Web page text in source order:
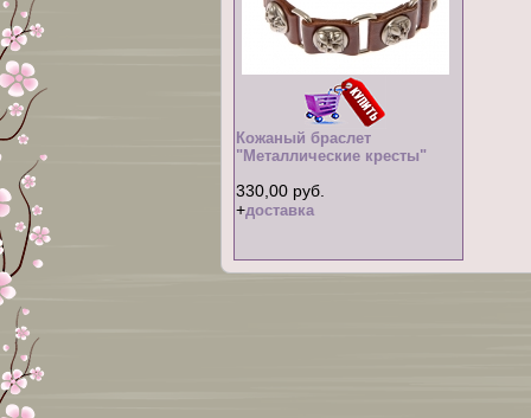
Кожаный браслет
"Металлические кресты"
330,00 руб.
+доставка